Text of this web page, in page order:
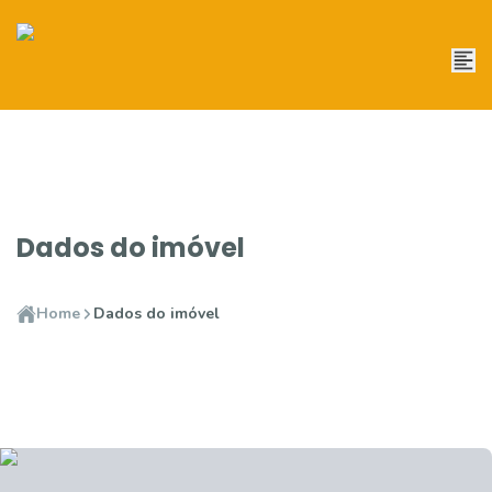
Dados do imóvel
Home Dados do imóvel